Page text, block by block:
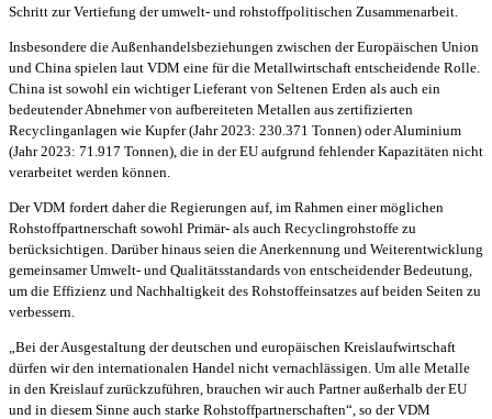
Schritt zur Vertiefung der umwelt- und rohstoffpolitischen Zusammenarbeit.
Insbesondere die Außenhandelsbeziehungen zwischen der Europäischen Union
und China spielen laut VDM eine für die Metallwirtschaft entscheidende Rolle.
China ist sowohl ein wichtiger Lieferant von Seltenen Erden als auch ein
bedeutender Abnehmer von aufbereiteten Metallen aus zertifizierten
Recyclinganlagen wie Kupfer (Jahr 2023: 230.371 Tonnen) oder Aluminium
(Jahr 2023: 71.917 Tonnen), die in der EU aufgrund fehlender Kapazitäten nicht
verarbeitet werden können.
Der VDM fordert daher die Regierungen auf, im Rahmen einer möglichen
Rohstoffpartnerschaft sowohl Primär- als auch Recyclingrohstoffe zu
berücksichtigen. Darüber hinaus seien die Anerkennung und Weiterentwicklung
gemeinsamer Umwelt- und Qualitätsstandards von entscheidender Bedeutung,
um die Effizienz und Nachhaltigkeit des Rohstoffeinsatzes auf beiden Seiten zu
verbessern.
„Bei der Ausgestaltung der deutschen und europäischen Kreislaufwirtschaft
dürfen wir den internationalen Handel nicht vernachlässigen. Um alle Metalle
in den Kreislauf zurückzuführen, brauchen wir auch Partner außerhalb der EU
und in diesem Sinne auch starke Rohstoffpartnerschaften“, so der VDM